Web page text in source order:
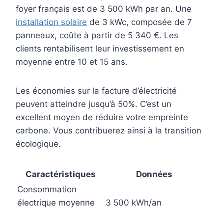
foyer français est de 3 500 kWh par an. Une
installation solaire de 3 kWc, composée de 7
panneaux, coûte à partir de 5 340 €. Les
clients rentabilisent leur investissement en
moyenne entre 10 et 15 ans.
Les économies sur la facture d’électricité
peuvent atteindre jusqu’à 50%. C’est un
excellent moyen de réduire votre empreinte
carbone. Vous contribuerez ainsi à la transition
écologique.
Caractéristiques
Données
Consommation
électrique moyenne
3 500 kWh/an